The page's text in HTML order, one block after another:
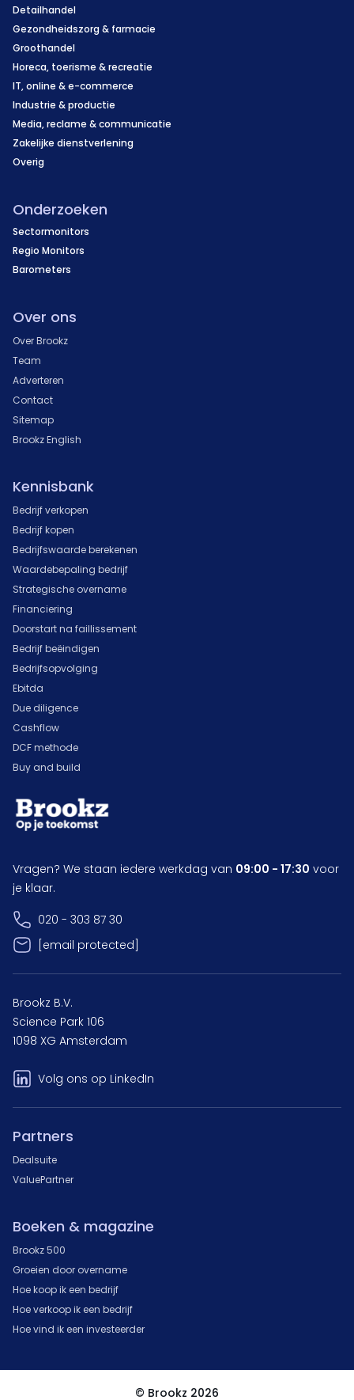
Detailhandel
Gezondheidszorg & farmacie
Groothandel
Horeca, toerisme & recreatie
IT, online & e-commerce
Industrie & productie
Media, reclame & communicatie
Zakelijke dienstverlening
Overig
Onderzoeken
Sectormonitors
Regio Monitors
Barometers
Over ons
Over Brookz
Team
Adverteren
Contact
Sitemap
Brookz English
Kennisbank
Bedrijf verkopen
Bedrijf kopen
Bedrijfswaarde berekenen
Waardebepaling bedrijf
Strategische overname
Financiering
Doorstart na faillissement
Bedrijf beëindigen
Bedrijfsopvolging
Ebitda
Due diligence
Cashflow
DCF methode
Buy and build
Vragen? We staan iedere werkdag van 09:00 - 17:30 voor
je klaar.
020 - 303 87 30
[email protected]
Brookz B.V.
Science Park 106
1098 XG Amsterdam
Volg ons op LinkedIn
Partners
Dealsuite
ValuePartner
Boeken & magazine
Brookz 500
Groeien door overname
Hoe koop ik een bedrijf
Hoe verkoop ik een bedrijf
Hoe vind ik een investeerder
© Brookz 2026